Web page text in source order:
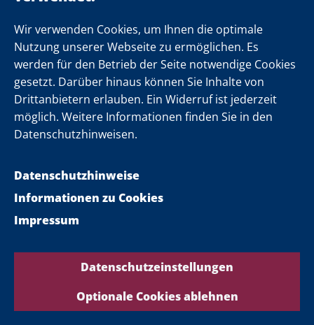
Wir verwenden Cookies, um Ihnen die optimale
Nutzung unserer Webseite zu ermöglichen. Es
werden für den Betrieb der Seite notwendige Cookies
gesetzt. Darüber hinaus können Sie Inhalte von
Drittanbietern erlauben. Ein Widerruf ist jederzeit
möglich. Weitere Informationen finden Sie in den
Datenschutzhinweisen.
Datenschutzhinweise
Impressum
Informationen zu Cookies
Datenschutzeinstellungen
Optionale Cookies ablehnen
Genehmigungsverfahren für
Groß- und Schwertransporte neu
aufgestellt
Nordrhein-Westfalen stellt die Weichen für
effizientere Genehmigungen von Großraum- und
Land Nordrhein-Westfalen